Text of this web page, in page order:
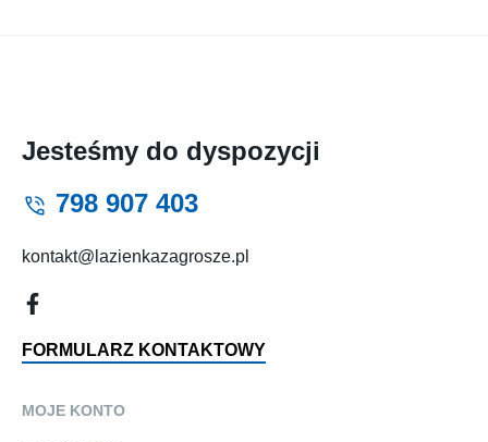
Jesteśmy do dyspozycji
798 907 403
kontakt@lazienkazagrosze.pl
FORMULARZ KONTAKTOWY
MOJE KONTO